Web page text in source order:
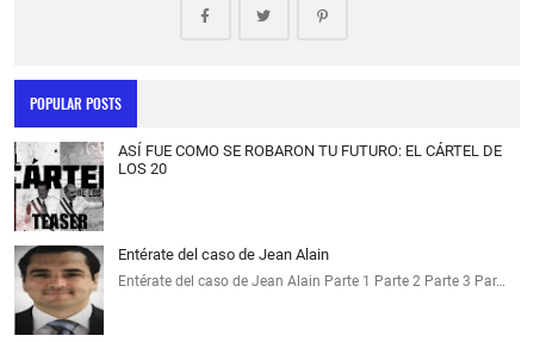
POPULAR POSTS
ASÍ FUE COMO SE ROBARON TU FUTURO: EL CÁRTEL DE
LOS 20
Entérate del caso de Jean Alain
Entérate del caso de Jean Alain Parte 1 Parte 2 Parte 3 Par…